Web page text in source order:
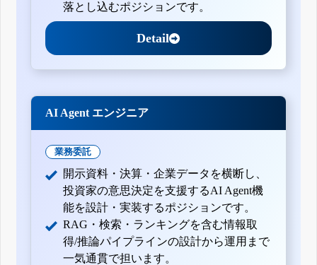
落とし込むポジションです。
Detail
AI Agent エンジニア
業務委託
開示資料・決算・企業データを横断し、
投資家の意思決定を支援するAI Agent機
能を設計・実装するポジションです。
RAG・検索・ランキングを含む情報取
得/推論パイプラインの設計から運用まで
一気通貫で担います。